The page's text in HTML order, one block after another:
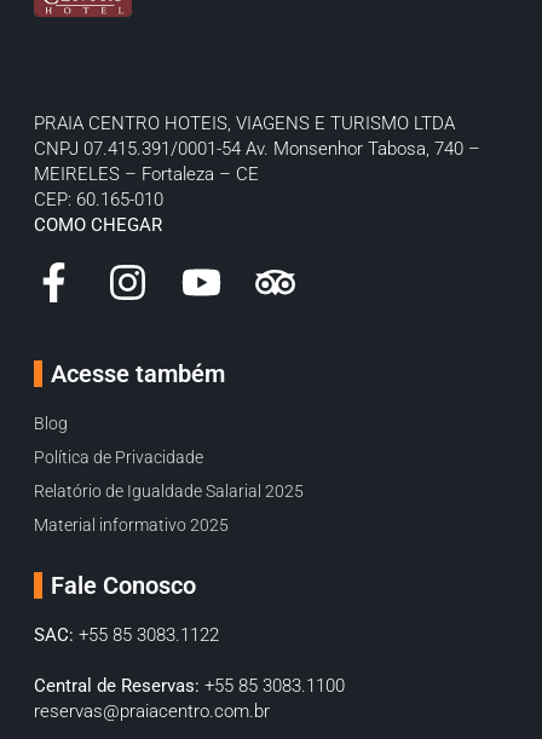
PRAIA CENTRO HOTEIS, VIAGENS E TURISMO LTDA
CNPJ 07.415.391/0001-54 Av. Monsenhor Tabosa, 740 –
MEIRELES – Fortaleza – CE
CEP: 60.165-010
COMO CHEGAR
Acesse também
Blog
Política de Privacidade
Relatório de Igualdade Salarial 2025
Material informativo 2025
Fale Conosco
SAC: +55 85 3083.1122
Central de Reservas: +55 85 3083.1100
reservas@praiacentro.com.br